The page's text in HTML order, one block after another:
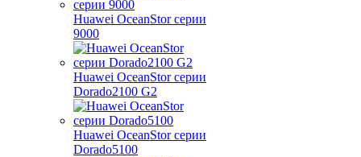
Huawei OceanStor серии
9000
Huawei OceanStor серии
Dorado2100 G2
Huawei OceanStor серии
Dorado5100